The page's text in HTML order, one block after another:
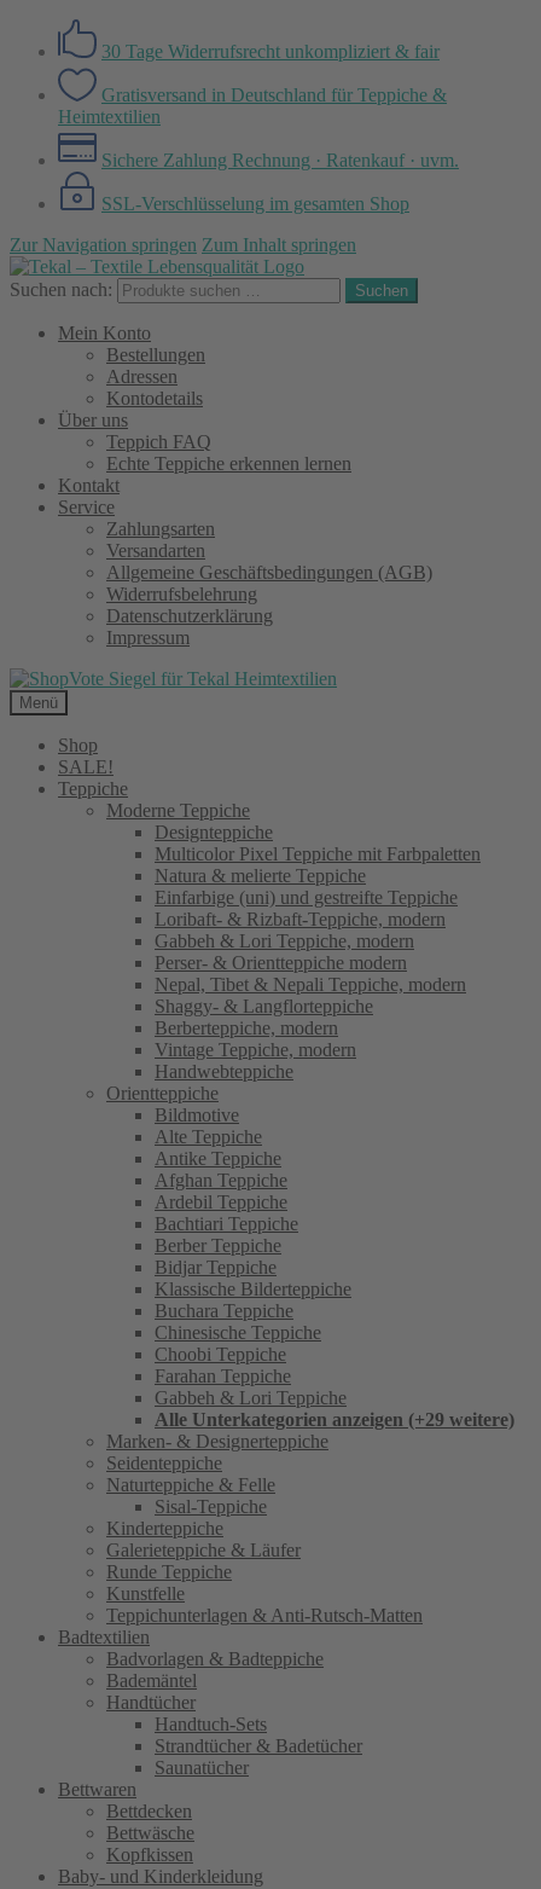
30 Tage Widerrufsrecht unkompliziert & fair
Gratisversand in Deutschland für Teppiche &
Heimtextilien
Sichere Zahlung Rechnung · Ratenkauf · uvm.
SSL-Verschlüsselung im gesamten Shop
Zur Navigation springen Zum Inhalt springen
Suchen nach: Suchen
Mein Konto
Bestellungen
Adressen
Kontodetails
Über uns
Teppich FAQ
Echte Teppiche erkennen lernen
Kontakt
Service
Zahlungsarten
Versandarten
Allgemeine Geschäftsbedingungen (AGB)
Widerrufsbelehrung
Datenschutzerklärung
Impressum
Menü
Shop
SALE!
Teppiche
Moderne Teppiche
Designteppiche
Multicolor Pixel Teppiche mit Farbpaletten
Natura & melierte Teppiche
Einfarbige (uni) und gestreifte Teppiche
Loribaft- & Rizbaft-Teppiche, modern
Gabbeh & Lori Teppiche, modern
Perser- & Orientteppiche modern
Nepal, Tibet & Nepali Teppiche, modern
Shaggy- & Langflorteppiche
Berberteppiche, modern
Vintage Teppiche, modern
Handwebteppiche
Orientteppiche
Bildmotive
Alte Teppiche
Antike Teppiche
Afghan Teppiche
Ardebil Teppiche
Bachtiari Teppiche
Berber Teppiche
Bidjar Teppiche
Klassische Bilderteppiche
Buchara Teppiche
Chinesische Teppiche
Choobi Teppiche
Farahan Teppiche
Gabbeh & Lori Teppiche
Alle Unterkategorien anzeigen (+29 weitere)
Marken- & Designerteppiche
Seidenteppiche
Naturteppiche & Felle
Sisal-Teppiche
Kinderteppiche
Galerieteppiche & Läufer
Runde Teppiche
Kunstfelle
Teppichunterlagen & Anti-Rutsch-Matten
Badtextilien
Badvorlagen & Badteppiche
Bademäntel
Handtücher
Handtuch-Sets
Strandtücher & Badetücher
Saunatücher
Bettwaren
Bettdecken
Bettwäsche
Kopfkissen
Baby- und Kinderkleidung